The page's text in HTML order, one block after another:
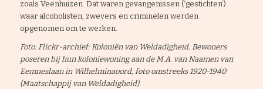
zoals Veenhuizen. Dat waren gevangenissen (‘gestichten’)
waar alcoholisten, zwevers en criminelen werden
opgenomen om te werken.
Foto: Flickr-archief: Koloniën van Weldadigheid. Bewoners
poseren bij hun koloniewoning aan de M.A. van Naamen van
Eemneslaan in Wilhelminaoord, foto omstreeks 1920-1940
(Maatschappij van Weldadigheid).